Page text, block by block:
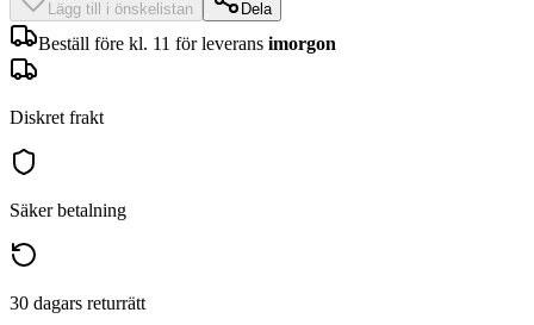
Lägg till i önskelistan Dela
Beställ före kl. 11 för leverans imorgon
Diskret frakt
Säker betalning
30 dagars returrätt